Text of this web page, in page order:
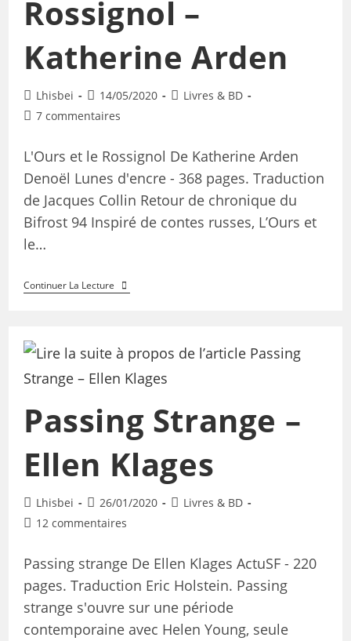
Rossignol –
Katherine Arden
Lhisbei 14/05/2020
Livres & BD
7 commentaires
L'Ours et le Rossignol De Katherine Arden
Denoël Lunes d'encre - 368 pages. Traduction
de Jacques Collin Retour de chronique du
Bifrost 94 Inspiré de contes russes, L’Ours et
le…
Continuer La Lecture
Passing Strange –
Ellen Klages
Lhisbei 26/01/2020
Livres & BD
12 commentaires
Passing strange De Ellen Klages ActuSF - 220
pages. Traduction Eric Holstein. Passing
strange s'ouvre sur une période
contemporaine avec Helen Young, seule